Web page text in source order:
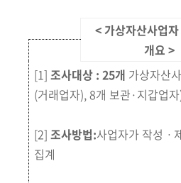
< 가상자산사업
개요 >
[1] 조사대상 : 25개 가상자산
(거래업자), 8개 보관·지갑업
[2] 조사방법:사업자가 작성ㆍ
집계